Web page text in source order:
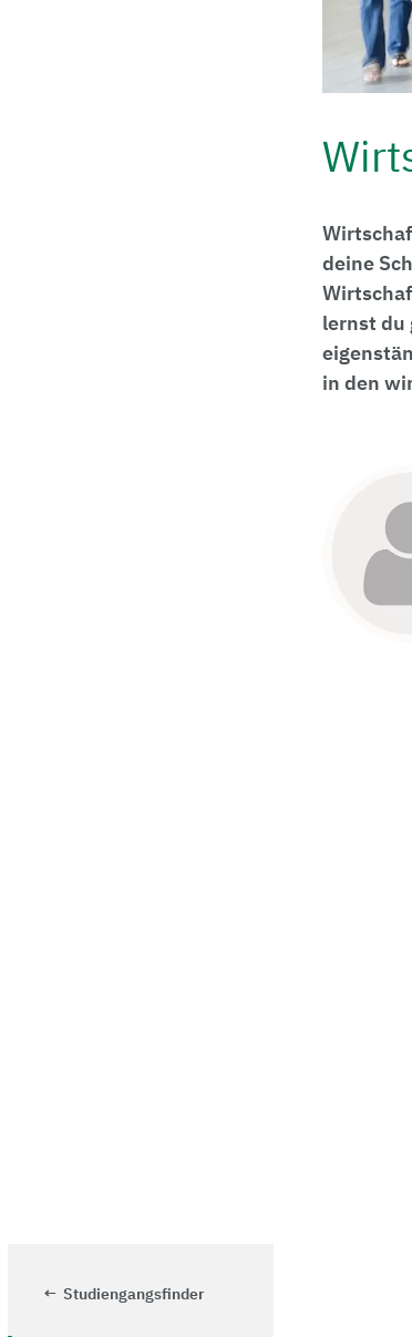
Studiengangsfinder
deine
lernst du
in den